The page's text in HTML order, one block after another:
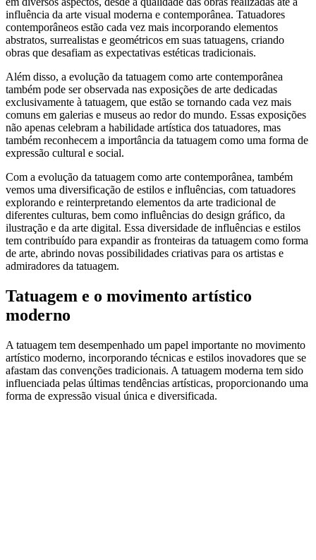
influência da arte visual moderna e contemporânea. Tatuadores
contemporâneos estão cada vez mais incorporando elementos
abstratos, surrealistas e geométricos em suas tatuagens, criando
obras que desafiam as expectativas estéticas tradicionais.
Além disso, a evolução da tatuagem como arte contemporânea
também pode ser observada nas exposições de arte dedicadas
exclusivamente à tatuagem, que estão se tornando cada vez mais
comuns em galerias e museus ao redor do mundo. Essas exposições
não apenas celebram a habilidade artística dos tatuadores, mas
também reconhecem a importância da tatuagem como uma forma de
expressão cultural e social.
Com a evolução da tatuagem como arte contemporânea, também
vemos uma diversificação de estilos e influências, com tatuadores
explorando e reinterpretando elementos da arte tradicional de
diferentes culturas, bem como influências do design gráfico, da
ilustração e da arte digital. Essa diversidade de influências e estilos
tem contribuído para expandir as fronteiras da tatuagem como forma
de arte, abrindo novas possibilidades criativas para os artistas e
admiradores da tatuagem.
Tatuagem e o movimento artístico
moderno
A tatuagem tem desempenhado um papel importante no movimento
artístico moderno, incorporando técnicas e estilos inovadores que se
afastam das convenções tradicionais. A tatuagem moderna tem sido
influenciada pelas últimas tendências artísticas, proporcionando uma
forma de expressão visual única e diversificada.